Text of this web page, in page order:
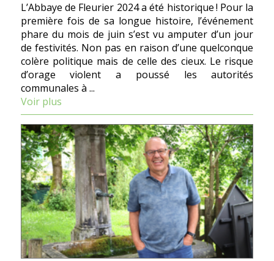
L’Abbaye de Fleurier 2024 a été historique ! Pour la
première fois de sa longue histoire, l’événement
phare du mois de juin s’est vu amputer d’un jour
de festivités. Non pas en raison d’une quelconque
colère politique mais de celle des cieux. Le risque
d’orage violent a poussé les autorités
communales à ...
Voir plus